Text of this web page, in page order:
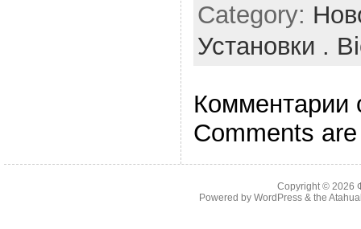
Category:
Установки .
Комментарии
Comments
Copyright © 2026
Powered by WordPress& the